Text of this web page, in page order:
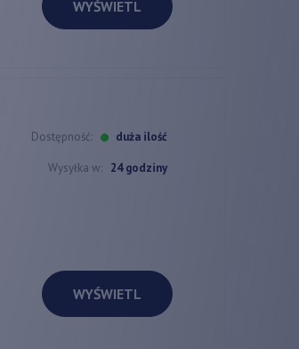
WYŚWIETL
Dostępność: duża ilość
Wysyłka w: 24 godziny
WYŚWIETL